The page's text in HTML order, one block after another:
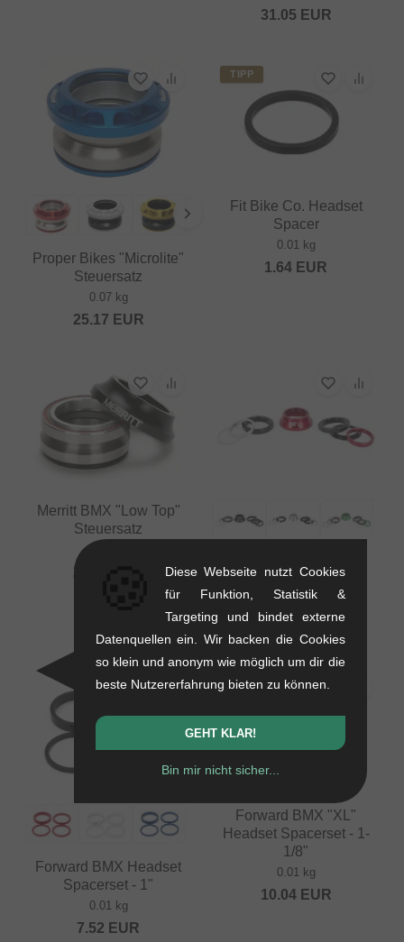
31.05 EUR
Proper Bikes "Microlite"
Steuersatz
0.07 kg
25.17 EUR
TIPP
Fit Bike Co. Headset
Spacer
0.01 kg
1.64 EUR
Merritt BMX "Low Top"
Steuersatz
0.07 kg
25.17
Steuersatz
0.07 kg
16.76 EUR
Forward BMX Headset
Spacerset - 1"
0.01 kg
7.52 EUR
Forward BMX "XL"
Headset Spacerset - 1-
1/8"
0.01 kg
10.04EUR
Diese Webseite nutzt Cookies
für Funktion, Statistik &
Targeting und bindet externe
Datenquellen ein. Wir backen die Cookies
so klein und anonym wie möglich um dir die
beste Nutzererfahrung bieten zu können.
GEHT KLAR!
Bin mir nicht sicher...